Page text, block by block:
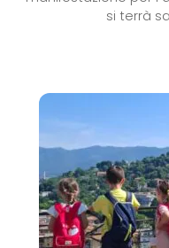
si terrà